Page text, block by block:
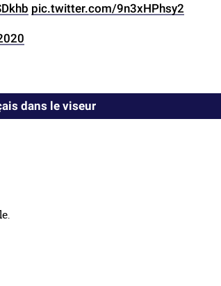
pic.twitter.com/9n3xHPhsy2
dans le viseur